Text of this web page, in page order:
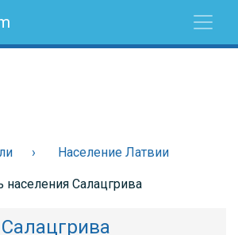
Население Латвии
населения Салацгрива